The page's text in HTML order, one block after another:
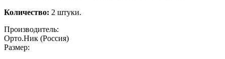
Количество: 2 штуки.
Производитель:
Орто.Ник (Россия)
Размер: